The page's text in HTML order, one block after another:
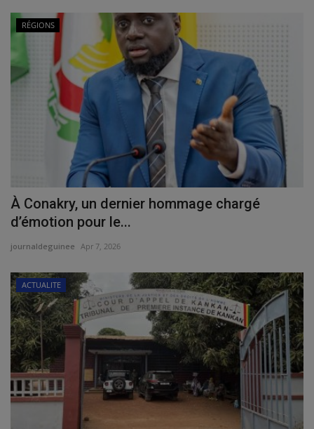
RÉGIONS
À Conakry, un dernier hommage chargé
d’émotion pour le...
journaldeguinee Apr 7, 2026
ACTUALITE